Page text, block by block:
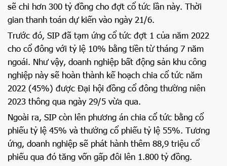
sẽ chi hơn 300 tỷ đồng cho đợt cổ tức lần này. Thời
gian thanh toán dự kiến vào ngày 21/6.
Trước đó, SIP đã tạm ứng cổ tức đợt 1 của năm 2022
cho cổ đông với tỷ lệ 10% bằng tiền từ tháng 7 năm
ngoái. Như vậy, doanh nghiệp bất động sản khu công
nghiệp này sẽ hoàn thành kế hoạch chia cổ tức năm
2022 (45%) được Đại hội đồng cổ đông thường niên
2023 thông qua ngày 29/5 vừa qua.
Ngoài ra, SIP còn lên phương án chia cổ tức bằng cổ
phiếu tỷ lệ 45% và thưởng cổ phiếu tỷ lệ 55%. Tương
ứng, doanh nghiệp sẽ phát hành thêm 88,9 triệu cổ
phiếu qua đó tăng vốn gấp đôi lên 1.800 tỷ đồng.